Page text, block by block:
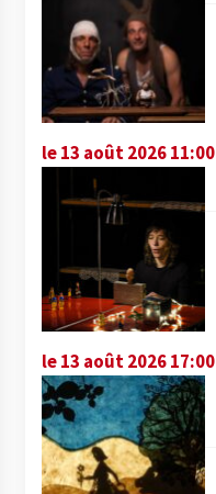
le 13 août 2026 11:00
le 13 août 2026 17:00